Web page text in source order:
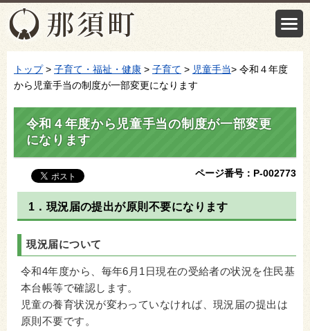
トップ> 子育て・福祉・健康 > 子育て > 児童手当> 令和４年度
から児童手当の制度が一部変更になります
令和４年度から児童手当の制度が一部変更
になります
ページ番号：P-002773
1．現況届の提出が原則不要になります
現況届について
令和4年度から、毎年6月1日現在の受給者の状況を住民基
本台帳等で確認します。
児童の養育状況が変わっていなければ、現況届の提出は
原則不要です。